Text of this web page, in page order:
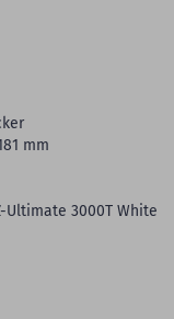
mm
Ultimate 3000T White